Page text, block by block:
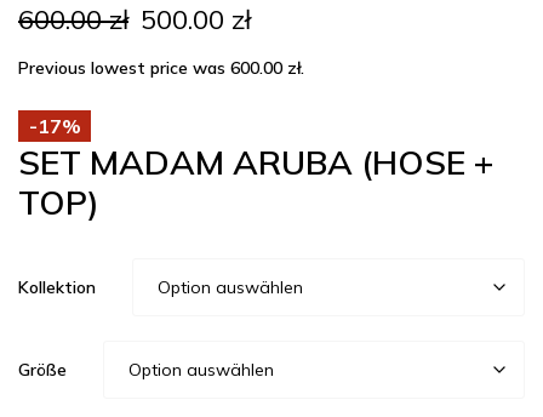
600.00zł Ursprünglicher
Preis
war:
600.00 zł
500.00 złAktueller
ist:
500.00 zł.
Previous lowest price was 600.00 zł.
-17%
SET MADAM ARUBA (HOSE +
TOP)
Kollektion
Größe